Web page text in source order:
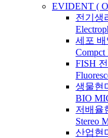
EVIDENT (
전기생
세포
Compct
FISH
생물현
BIO
저배율
Stereo
산업현